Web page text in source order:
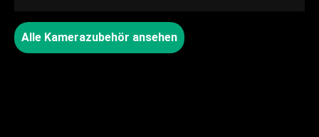
Alle Kamerazubehör ansehen